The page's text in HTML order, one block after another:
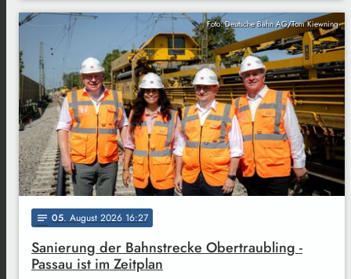
Foto: Deutsche Bahn AG/Tom Kiewning
notes 05. August 2026 16:27
Sanierung der Bahnstrecke Obertraubling -
Passau ist im Zeitplan